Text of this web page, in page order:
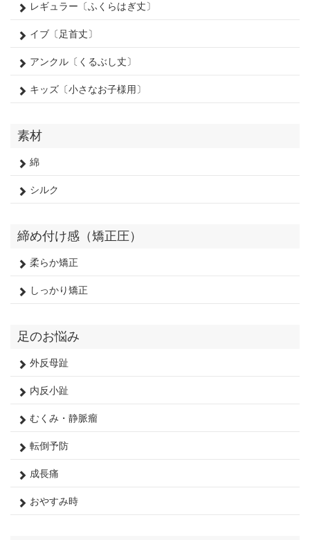
レギュラー〔ふくらはぎ丈〕
イブ〔足首丈〕
アンクル〔くるぶし丈〕
キッズ〔小さなお子様用〕
素材
綿
シルク
締め付け感（矯正圧）
柔らか矯正
しっかり矯正
足のお悩み
外反母趾
内反小趾
むくみ・静脈瘤
転倒予防
成長痛
おやすみ時